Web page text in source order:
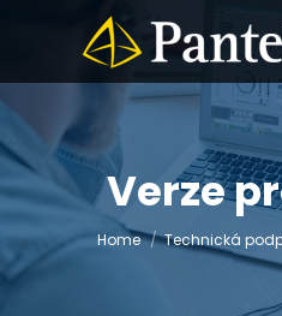
Verze
You
Home Technická